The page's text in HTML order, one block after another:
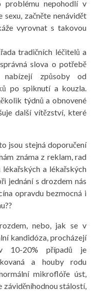
nepohodlí v
začněte nenávidět
vyrovnat s takovou
tradičních léčitelů a
slova o potřebě
způsoby od
po spiknutí a kouzla.
týdnů a obnovené
další vítězství, které
jsou stejná doporučení
známa z reklam, rad
a lékařských
jednání s drozdem nás
opravdu bezmocná i
nebo, jak se v
kandidóza, procházejí
10-20% případů je
a houby rodu
mikroflóře úst,
záviděníhodnou stálostí,